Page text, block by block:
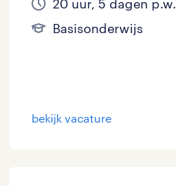
20 uur, 5 dagen p.w.
Basisonderwijs
bekijk vacature